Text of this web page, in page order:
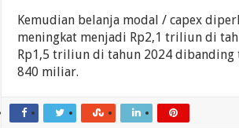
Kemudian belanja modal / capex
meningkat menjadi Rp2,1 triliun di
Rp1,5 triliun di tahun 2024 dibanding
840 miliar.